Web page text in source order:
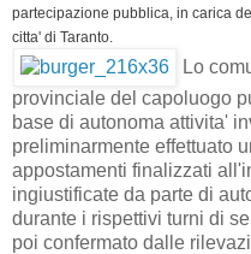
partecipazione pubblica, in carica
citta' di Taranto.
Lo
provinciale del capoluogo
base di autonoma attivita'
preliminarmente effettuato
appostamenti finalizzati
ingiustificate da parte di
durante i rispettivi turni di
poi confermato dalle